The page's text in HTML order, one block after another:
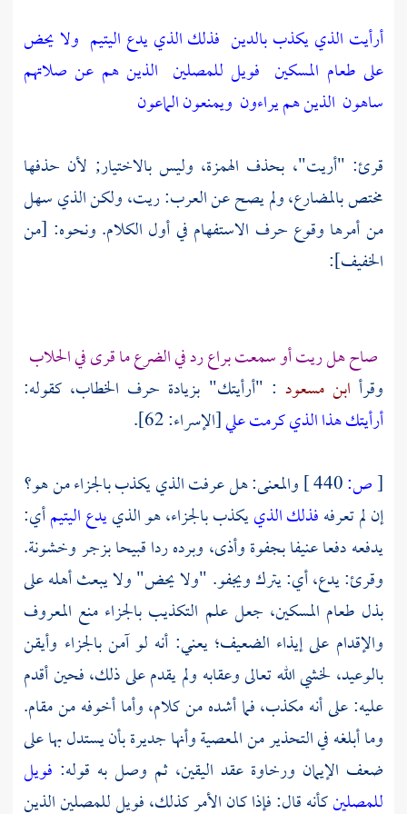
أرأيت الذي يكذب بالدين فذلك الذي يدع اليتيم ولا يحض
على طعام المسكين فويل للمصلين الذين هم عن صلاتهم
ساهون الذين هم يراءون ويمنعون الماعون
قرئ: "أريت"، بحذف الهمزة، وليس بالاختيار; لأن حذفها
مختص بالمضارع، ولم يصح عن العرب: ريت، ولكن الذي سهل
من أمرها وقوع حرف الاستفهام في أول الكلام. ونحوه: [من
الخفيف]:
صاح هل ريت أو سمعت براع رد في الضرع ما قرى في الحلاب
وقرأ ابن مسعود : "أرأيتك" بزيادة حرف الخطاب، كقوله:
أرأيتك هذا الذي كرمت علي[الإسراء: 62].
[ص:
والمعنى: هل عرفت الذي يكذب بالجزاء من هو؟
إن لم تعرفهفذلك الذييكذب بالجزاء، هو الذييدع اليتيمأي:
يدفعه دفعا عنيفا بجفوة وأذى، وبرده ردا قبيحا بزجر وخشونة.
وقرئ: يدع، أي: يترك ويجفو. "ولا يحض" ولا يبعث أهله على
بذل طعام المسكين، جعل علم التكذيب بالجزاء منع المعروف
والإقدام على إيذاء الضعيف؛ يعني: أنه لو آمن بالجزاء وأيقن
بالوعيد، لخشي الله تعالى وعقابه ولم يقدم على ذلك، فحين أقدم
عليه: على أنه مكذب، فما أشده من كلام، وأما أخوفه من مقام.
وما أبلغه في التحذير من المعصية وأنها جديرة بأن يستدل بها على
ضعف الإيمان ورخاوة عقد اليقين، ثم وصل به قوله: فويل
للمصلينكأنه قال: فإذا كان الأمر كذلك، فويل للمصلين الذين